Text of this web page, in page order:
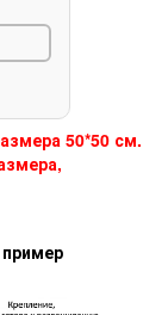
50*50 см.